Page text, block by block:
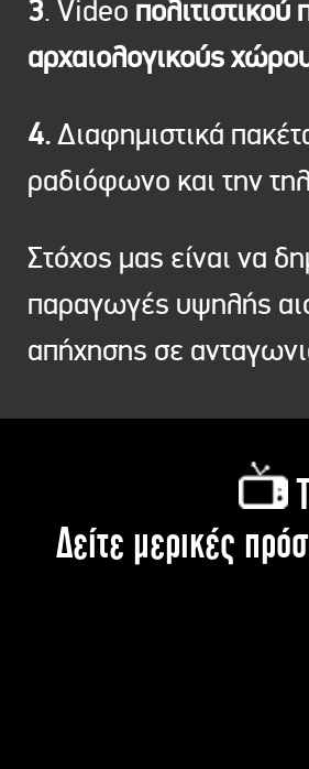
3. Video
αρχαιολογικούς
4.Διαφημιστικά
ραδιόφωνο και την
Στόχος μας είναι να
παραγωγές υψηλής
απήχησης σε
Δείτε μερικές